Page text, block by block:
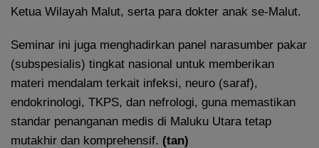
Ketua Wilayah Malut, serta para dokter anak se-Malut.
Seminar ini juga menghadirkan panel narasumber pakar
(subspesialis) tingkat nasional untuk memberikan
materi mendalam terkait infeksi, neuro (saraf),
endokrinologi, TKPS, dan nefrologi, guna memastikan
standar penanganan medis di Maluku Utara tetap
mutakhir dan komprehensif. (tan)